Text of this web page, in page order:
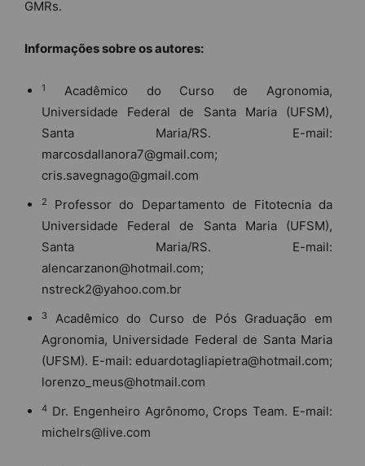
GMRs.
Informações sobre os autores:
1
Acadêmico do Curso de Agronomia,
Universidade Federal de Santa Maria (UFSM),
Santa Maria/RS. E-mail:
marcosdallanora7@gmail.com;
cris.savegnago@gmail.com
2
Professor do Departamento de Fitotecnia da
Universidade Federal de Santa Maria (UFSM),
Santa Maria/RS. E-mail:
alencarzanon@hotmail.com;
nstreck2@yahoo.com.br
3
Acadêmico do Curso de Pós Graduação em
Agronomia, Universidade Federal de Santa Maria
(UFSM). E-mail: eduardotagliapietra@hotmail.com;
lorenzo_meus@hotmail.com
4 Dr. Engenheiro Agrônomo, Crops Team. E-mail:
michelrs@live.com